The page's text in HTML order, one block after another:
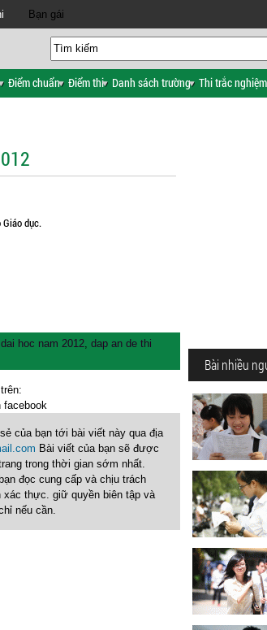
Bạn gái
Điểm chuẩn Điểm thi Danh sách trường Thi trắc nghiệm
dục.
hoc nam 2012, dap an de thi
facebook
của bạn tới bài viết này qua địa
Bài viết của bạn sẽ được
trong thời gian sớm nhất.
đọc cung cấp và chịu trách
xác thực. giữ quyền biên tập và
nếu cần.
Bài nhiều